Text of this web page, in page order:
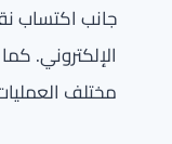
الإلكتروني.
مختلف